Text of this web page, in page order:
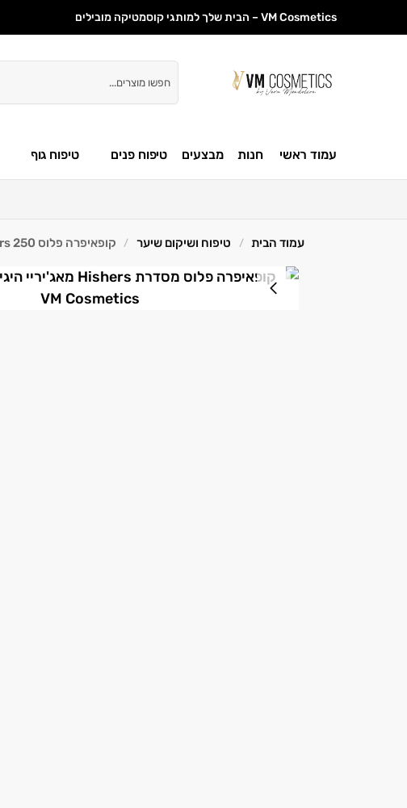
VM Cosmetics – הבית שלך למותגי קוסמטיקה מובילים
עמוד ראשי חנות מבצעים טיפוח פנים טיפוח גוף
עמוד הבית / טיפוח ושיקום שיער / קופאיפרה פלוס Hishers 250 מ"ל Magiray מאג'יריי